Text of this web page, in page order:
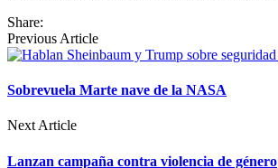
Share:
Previous Article
Sobrevuela Marte nave de la NASA
Next Article
Lanzan campaña contra violencia de género